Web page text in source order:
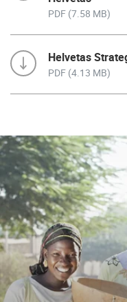
PDF (7.58 MB)
Helvetas
PDF (4.13 MB)